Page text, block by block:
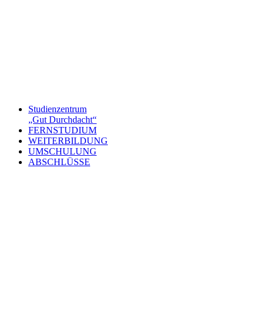
Studienzentrum
„Gut Durchdacht“
FERNSTUDIUM
WEITERBILDUNG
UMSCHULUNG
ABSCHLÜSSE